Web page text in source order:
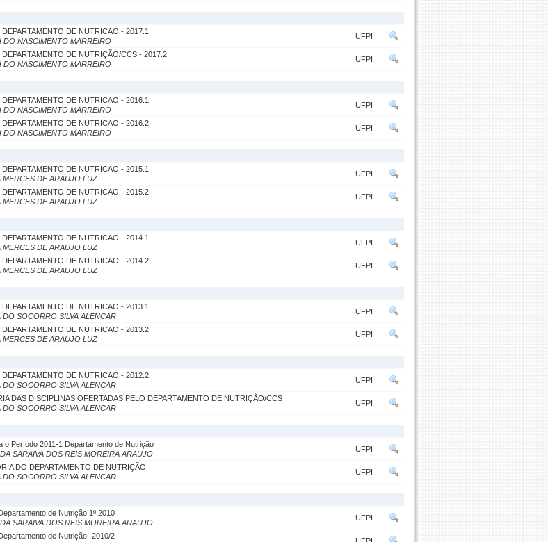
DE NUTRICAO - 2017.1
DO NASCIMENTO MARREIRO
UFPI
DEPARTAMENTO DE NUTRIÇÃO/CCS - 2017.2
DO NASCIMENTO MARREIRO
UFPI
DE NUTRICAO - 2016.1
DO NASCIMENTO MARREIRO
UFPI
DE NUTRICAO - 2016.2
DO NASCIMENTO MARREIRO
UFPI
DE NUTRICAO - 2015.1
DE ARAUJO LUZ
UFPI
DE NUTRICAO - 2015.2
DE ARAUJO LUZ
UFPI
DE NUTRICAO - 2014.1
DE ARAUJO LUZ
UFPI
DE NUTRICAO - 2014.2
DE ARAUJO LUZ
UFPI
DE NUTRICAO - 2013.1
SOCORRO SILVA ALENCAR
UFPI
DE NUTRICAO - 2013.2
DE ARAUJO LUZ
UFPI
DE NUTRICAO - 2012.2
SOCORRO SILVA ALENCAR
UFPI
DAS DISCIPLINAS OFERTADAS PELO DEPARTAMENTO DE NUTRIÇÃO/CCS
SOCORRO SILVA ALENCAR
UFPI
o Período 2011-1 Departamento de Nutrição
SARAIVA DOS REIS MOREIRA ARAUJO
UFPI
DO DEPARTAMENTO DE NUTRIÇÃO
SOCORRO SILVA ALENCAR
UFPI
de Nutrição 1º.2010
SARAIVA DOS REIS MOREIRA ARAUJO
UFPI
de Nutrição- 2010/2